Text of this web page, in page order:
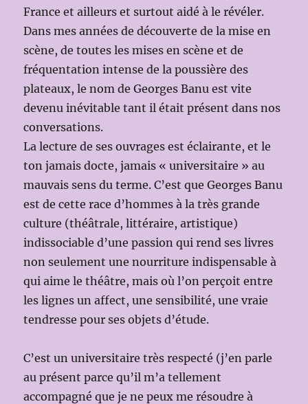
France et ailleurs et surtout aidé à le révéler.
Dans mes années de découverte de la mise en
scène, de toutes les mises en scène et de
fréquentation intense de la poussière des
plateaux, le nom de Georges Banu est vite
devenu inévitable tant il était présent dans nos
conversations.
La lecture de ses ouvrages est éclairante, et le
ton jamais docte, jamais « universitaire » au
mauvais sens du terme. C’est que Georges Banu
est de cette race d’hommes à la très grande
culture (théâtrale, littéraire, artistique)
indissociable d’une passion qui rend ses livres
non seulement une nourriture indispensable à
qui aime le théâtre, mais où l’on perçoit entre
les lignes un affect, une sensibilité, une vraie
tendresse pour ses objets d’étude.
C’est un universitaire très respecté (j’en parle
au présent parce qu’il m’a tellement
accompagné que je ne peux me résoudre à